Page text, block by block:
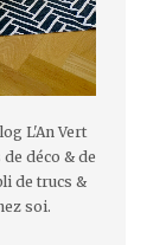
L'An Vert
déco & de
de trucs &
soi.